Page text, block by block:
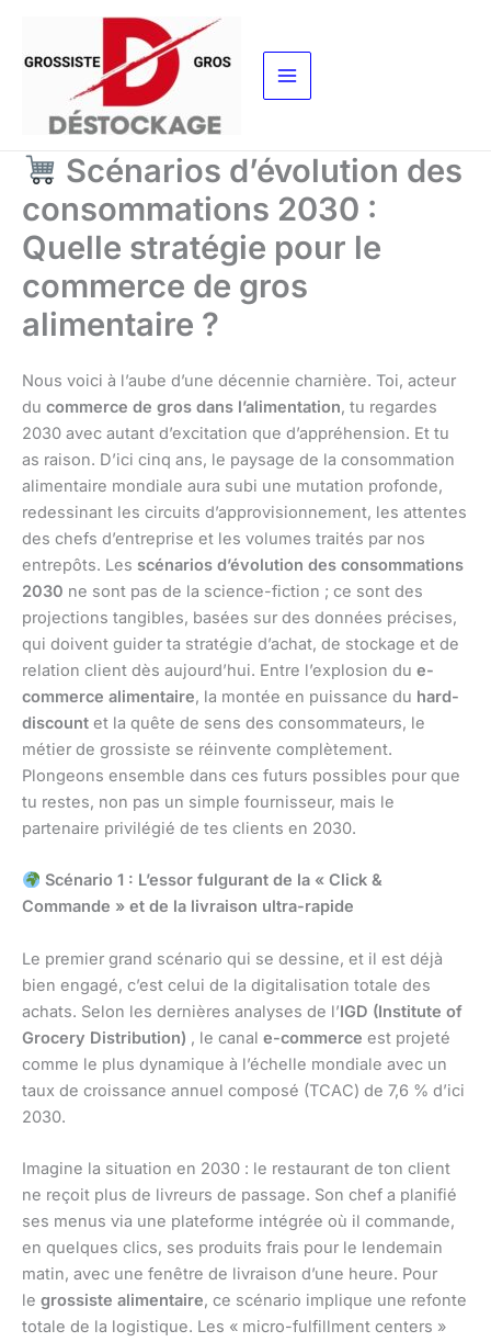
contenu
Scénarios d’évolution des
consommations 2030 :
Quelle stratégie pour le
commerce de gros
alimentaire ?
Nous voici à l’aube d’une décennie charnière. Toi, acteur
du commerce de gros dans l’alimentation, tu regardes
2030 avec autant d’excitation que d’appréhension. Et tu
as raison. D’ici cinq ans, le paysage de la consommation
alimentaire mondiale aura subi une mutation profonde,
redessinant les circuits d’approvisionnement, les attentes
des chefs d’entreprise et les volumes traités par nos
entrepôts. Les scénarios d’évolution des consommations
2030 ne sont pas de la science-fiction ; ce sont des
projections tangibles, basées sur des données précises,
qui doivent guider ta stratégie d’achat, de stockage et de
relation client dès aujourd’hui. Entre l’explosion du e-
commerce alimentaire, la montée en puissance du hard-
discount et la quête de sens des consommateurs, le
métier de grossiste se réinvente complètement.
Plongeons ensemble dans ces futurs possibles pour que
tu restes, non pas un simple fournisseur, mais le
partenaire privilégié de tes clients en 2030.
Scénario 1 : L’essor fulgurant de la « Click &
Commande » et de la livraison ultra-rapide
Le premier grand scénario qui se dessine, et il est déjà
bien engagé, c’est celui de la digitalisation totale des
achats. Selon les dernières analyses de l’IGD (Institute of
Grocery Distribution) , le canal e-commerce est projeté
comme le plus dynamique à l’échelle mondiale avec un
taux de croissance annuel composé (TCAC) de 7,6 % d’ici
2030.
Imagine la situation en 2030 : le restaurant de ton client
ne reçoit plus de livreurs de passage. Son chef a planifié
ses menus via une plateforme intégrée où il commande,
en quelques clics, ses produits frais pour le lendemain
matin, avec une fenêtre de livraison d’une heure. Pour
le grossiste alimentaire, ce scénario implique une refonte
totale de la logistique. Les « micro-fulfillment centers »